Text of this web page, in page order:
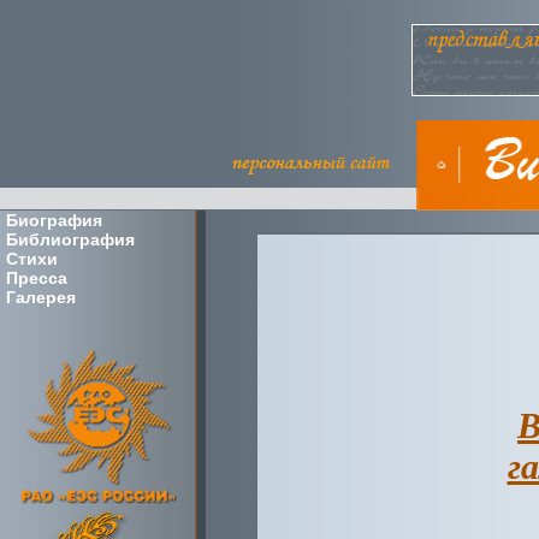
Биография
Библиография
Стихи
Пресса
Галерея